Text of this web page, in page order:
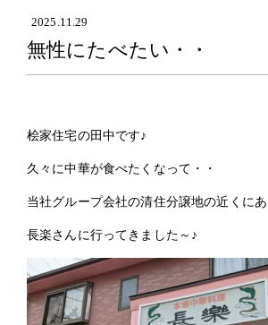
ARCHIVE
2026年 (47)
2026年5月 (7)
2026年4月(6)
2026年2月(9)
2026年1月(2)
2025年 (64)
2024年 (59)
2023年 (22)
2025.11.29
無性にたべたい・・
桧家住宅の田中です♪
久々に中華が食べたくなって・・
当社グループ会社の清住分譲地の近くに
長楽さんに行ってきました～♪